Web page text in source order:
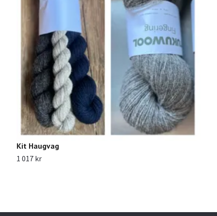
Kit Haugvag
1 017 kr